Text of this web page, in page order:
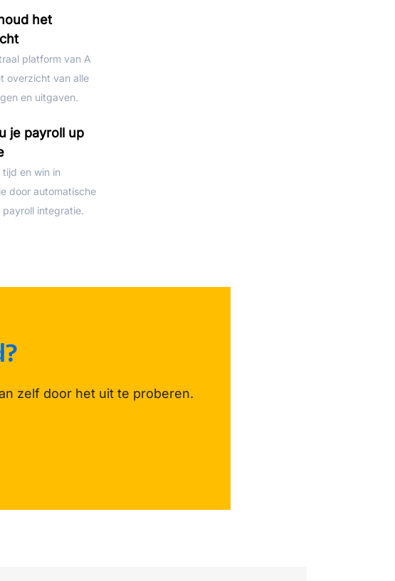
het
platform van A
overzicht van alle
en uitgaven.
je payroll up
tijd en win in
door automatische
payroll integratie.
zelf door het uit te proberen.